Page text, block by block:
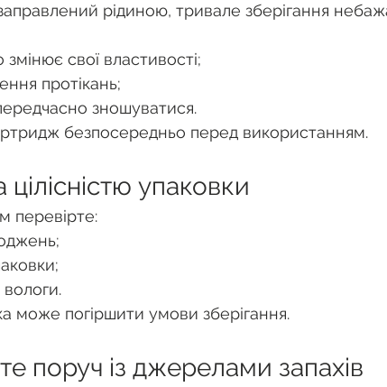
рідиною, тривале зберігання
свої властивості;
протікань;
зношуватися.
безпосередньо перед використанням.
цілісністю упаковки
перевірте:
вологи.
може погіршити умови зберігання.
поруч із джерелами запахів